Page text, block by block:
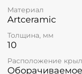
Материал
Artceramic
Толщина, мм
10
Расположение
Оборачиваемое